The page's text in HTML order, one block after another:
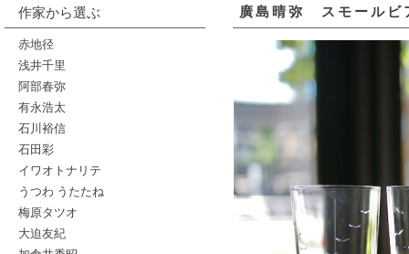
作家から選ぶ
赤地径
浅井千里
阿部春弥
有永浩太
石川裕信
石田彩
イワオトナリテ
うつわ うたたね
梅原タツオ
大迫友紀
廣島晴弥 スモールビ